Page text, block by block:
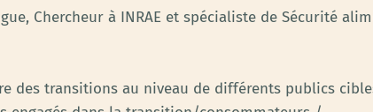
Chercheur à INRAE et spécialiste de Sécurité
des transitions au niveau de différents publics